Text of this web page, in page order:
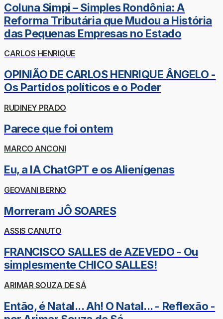
Coluna Simpi – Simples Rondônia: A
Reforma Tributária que Mudou a História
das Pequenas Empresas no Estado
CARLOS HENRIQUE
OPINIÃO DE CARLOS HENRIQUE ÂNGELO -
Os Partidos políticos e o Poder
RUDINEY PRADO
Parece que foi ontem
MARCO ANCONI
Eu, a IA ChatGPT e os Alienígenas
GEOVANI BERNO
Morreram JÔ SOARES
ASSIS CANUTO
FRANCISCO SALLES de AZEVEDO - Ou
simplesmente CHICO SALLES!
ARIMAR SOUZA DE SÁ
Então, é Natal... Ah! O Natal... - Reflexão -